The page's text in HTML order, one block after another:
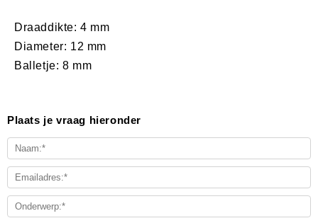
Draaddikte: 4 mm
Diameter: 12 mm
Balletje: 8 mm
Plaats je vraag hieronder